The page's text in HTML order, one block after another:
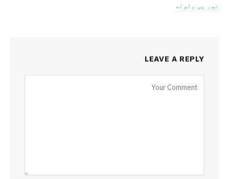
نور یی ولوله
LEAVE A REPLY